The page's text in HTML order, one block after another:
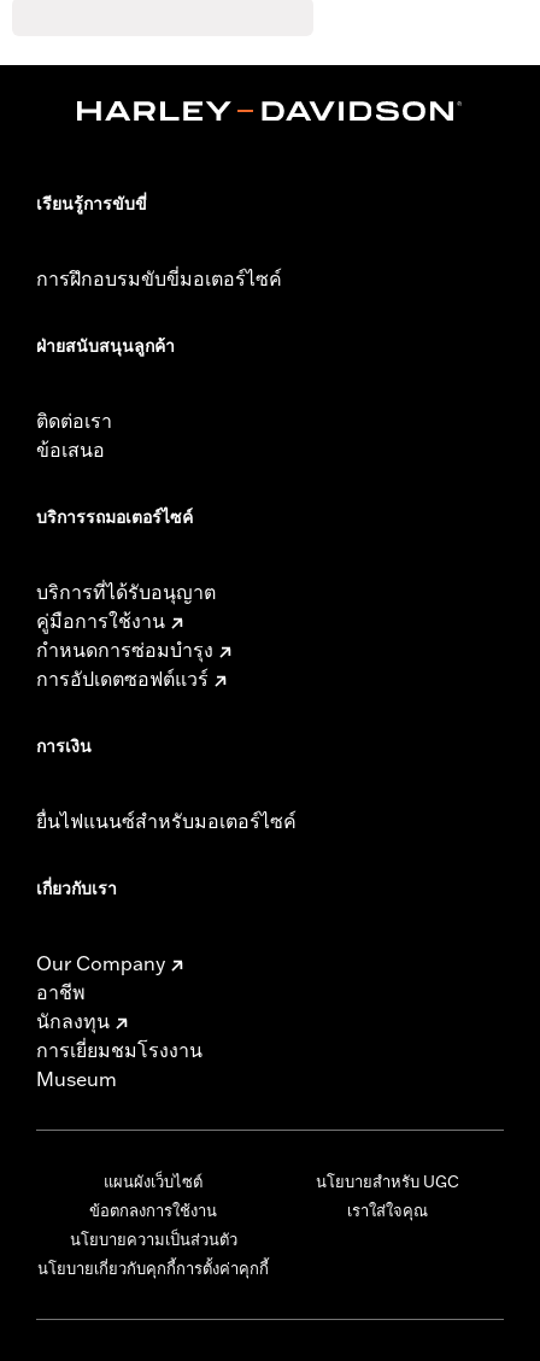
เรียนรู้การขับขี่
การฝึกอบรมขับขี่มอเตอร์ไซค์
ฝ่ายสนับสนุนลูกค้า
ติดต่อเรา
ข้อเสนอ
บริการรถมอเตอร์ไซค์​
บริการที่ได้รับอนุญาต
คู่มือการใช้งาน
กำหนดการซ่อมบำรุง
การอัปเดตซอฟต์แวร์
การเงิน
ยื่นไฟแนนซ์สำหรับมอเตอร์ไซค์
เกี่ยวกับเรา
Our Company
อาชีพ
นักลงทุน
การเยี่ยมชมโรงงาน
Museum
แผนผังเว็บไซต์
ข้อตกลงการใช้งาน
นโยบายความเป็นส่วนตัว
นโยบายเกี่ยวกับคุกกี้การตั้งค่าคุกกี้
นโยบายสำหรับ UGC
เราใส่ใจคุณ